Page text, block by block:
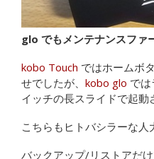
glo でもメンテナンスファ
kobo Touch ではホームボ
せでしたが、 kobo glo で
イッチの長スライドで起動
こちらもヒトバシラーな人
バックアップ/リストアだ